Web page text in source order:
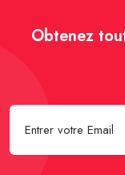
Obtenez